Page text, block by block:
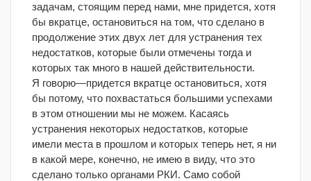
задачам, стоящим перед нами, мне придется, хотя
бы вкратце, остановиться на том, что сделано в
продолжение этих двух лет для устранения тех
недостатков, которые были отмечены тогда и
которых так много в нашей действительности.
Я говорю—придется вкратце остановиться, хотя
бы потому, что похвастаться большими успехами
в этом отношении мы не можем. Касаясь
устранения некоторых недостатков, которые
имели места в прошлом и которых теперь нет, я ни
в какой мере, конечно, не имею в виду, что это
сделано только органами РКИ. Само собой